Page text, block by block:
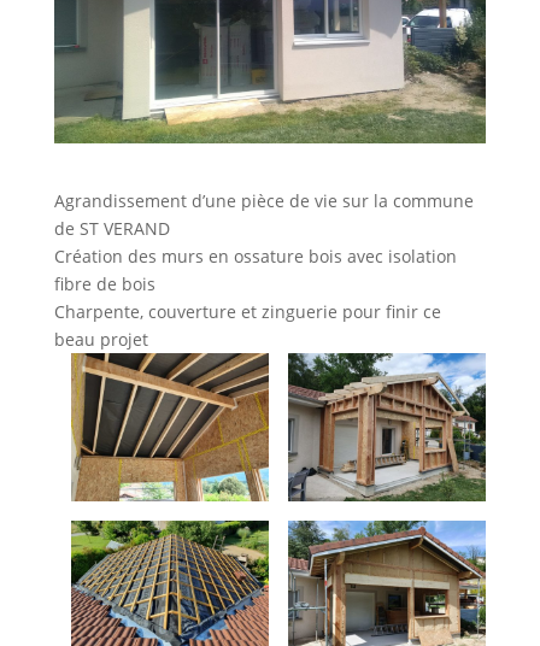
Agrandissement d’une pièce de vie sur la commune
de ST VERAND
Création des murs en ossature bois avec isolation
fibre de bois
Charpente, couverture et zinguerie pour finir ce
beau projet